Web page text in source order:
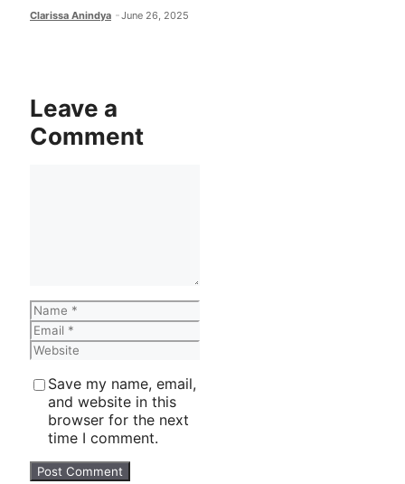
Clarissa Anindya June 26, 2025
Leave a
Comment
Name
Email
Website
Save my name, email,
and website in this
browser for the next
time I comment.